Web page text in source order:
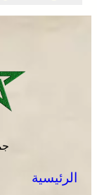
الرئيسية